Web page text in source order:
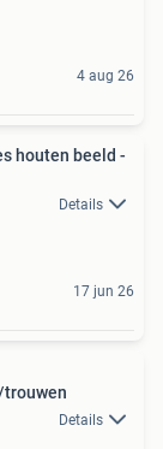
4 aug 26
houten beeld -
Details
17 jun 26
Details